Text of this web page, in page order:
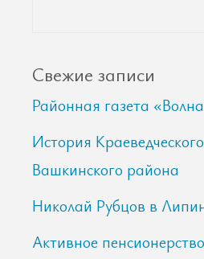
Свежие записи
Районная газета
История
Вашкинского района
Николай Рубцов в
Активное пенсионерство